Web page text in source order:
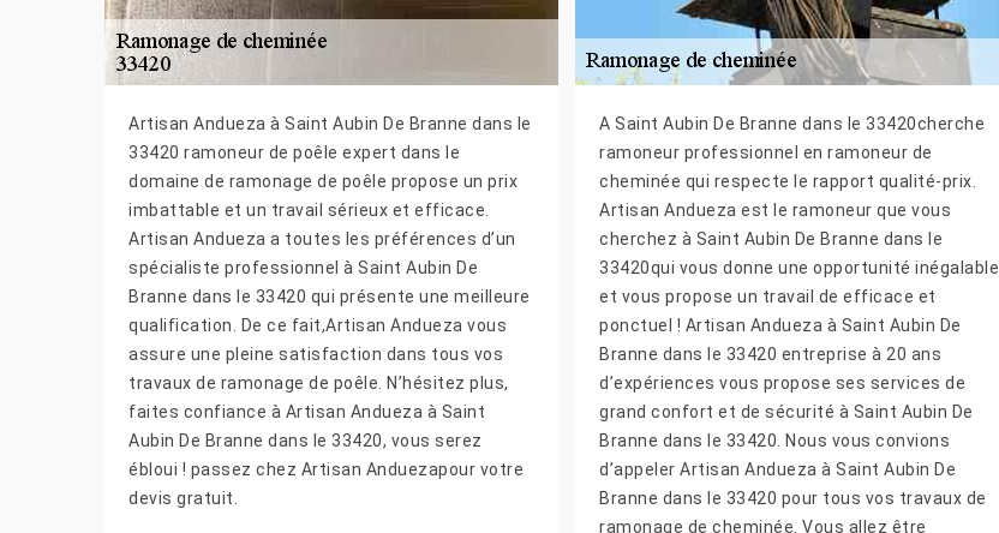
Artisan Andueza à Saint Aubin De Branne dans le
33420 ramoneur de poêle expert dans le
domaine de ramonage de poêle propose un prix
imbattable et un travail sérieux et efficace.
Artisan Andueza a toutes les préférences d’un
spécialiste professionnel à Saint Aubin De
Branne dans le 33420 qui présente une meilleure
qualification. De ce fait,Artisan Andueza vous
assure une pleine satisfaction dans tous vos
travaux de ramonage de poêle. N’hésitez plus,
faites confiance à Artisan Andueza à Saint
Aubin De Branne dans le 33420, vous serez
ébloui ! passez chez Artisan Anduezapour votre
devis gratuit.
A Saint Aubin De Branne dans le 33420cherche
ramoneur professionnel en ramoneur de
cheminée qui respecte le rapport qualité-prix.
Artisan Andueza est le ramoneur que vous
cherchez à Saint Aubin De Branne dans le
33420qui vous donne une opportunité inégalable
et vous propose un travail de efficace et
ponctuel ! Artisan Andueza à Saint Aubin De
Branne dans le 33420 entreprise à 20 ans
d’expériences vous propose ses services de
grand confort et de sécurité à Saint Aubin De
Branne dans le 33420. Nous vous convions
d’appeler Artisan Andueza à Saint Aubin De
Branne dans le 33420 pour tous vos travaux de
ramonage de cheminée. Vous allez être